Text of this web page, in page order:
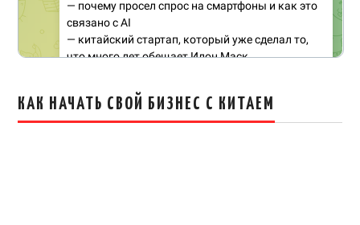
КАК НАЧАТЬ СВОЙ БИЗНЕС С КИТАЕМ